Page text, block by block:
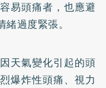
易頭痛者，也應避
過度緊張。
天氣變化引起的頭
爆炸性頭痛、視力